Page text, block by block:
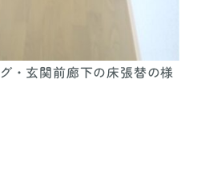
玄関前廊下の床張替の様